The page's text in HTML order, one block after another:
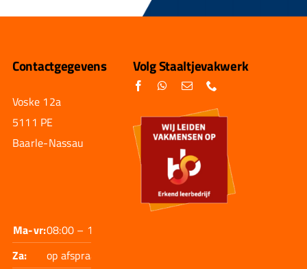
Contactgegevens
Voske 12a
5111 PE
Baarle-Nassau
Ma-vr:08:00 – 17:30
Za:
op afspraak
Volg Staaltjevakwerk